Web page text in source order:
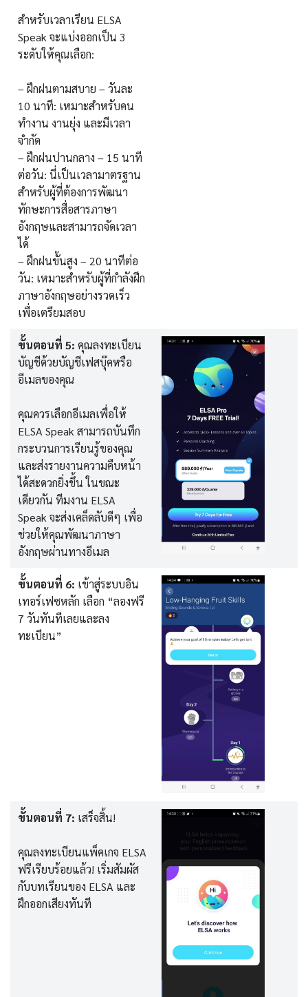
สำหรับเวลาเรียน ELSA
Speak จะแบ่งออกเป็น 3
ระดับให้คุณเลือก:
– ฝึกฝนตามสบาย – วันละ
10 นาที: เหมาะสำหรับคน
ทำงาน งานยุ่ง และมีเวลา
จำกัด
– ฝึกฝนปานกลาง – 15 นาที
ต่อวัน: นี่เป็นเวลามาตรฐาน
สำหรับผู้ที่ต้องการพัฒนา
ทักษะการสื่อสารภาษา
อังกฤษและสามารถจัดเวลา
ได้
– ฝึกฝนขั้นสูง – 20 นาทีต่อ
วัน: เหมาะสำหรับผู้ที่กำลังฝึก
ภาษาอังกฤษอย่างรวดเร็ว
เพื่อเตรียมสอบ
ขั้นตอนที่ 5: คุณลงทะเบียน
บัญชีด้วยบัญชีเฟสบุ๊คหรือ
อีเมลของคุณ
คุณควรเลือกอีเมลเพื่อให้
ELSA Speak สามารถบันทึก
กระบวนการเรียนรู้ของคุณ
และส่งรายงานความคืบหน้า
ได้สะดวกยิ่งขึ้น ในขณะ
เดียวกัน ทีมงาน ELSA
Speak จะส่งเคล็ดลับดีๆ เพื่อ
ช่วยให้คุณพัฒนาภาษา
อังกฤษผ่านทางอีเมล
ขั้นตอนที่ 6: เข้าสู่ระบบอิน
เทอร์เฟซหลัก เลือก “ลองฟรี
7 วันทันทีเลยและลง
ทะเบียน”
ขั้นตอนที่ 7: เสร็จสิ้น!
คุณลงทะเบียนแพ็คเกจ ELSA
ฟรีเรียบร้อยแล้ว! เริ่มสัมผัส
กับบทเรียนของ ELSA และ
ฝึกออกเสียงทันที